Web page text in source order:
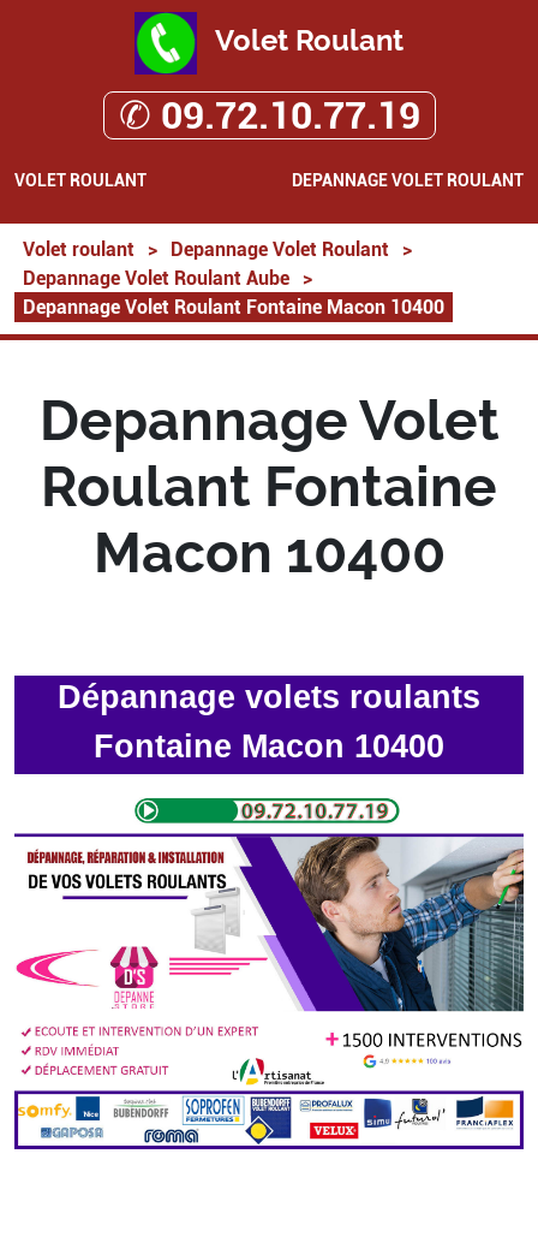
Volet Roulant
✆ 09.72.10.77.19
VOLET ROULANT DEPANNAGE VOLET ROULANT
Volet roulant > Depannage Volet Roulant
>
Depannage Volet Roulant Aube
>
Depannage Volet Roulant Fontaine Macon 10400
Depannage Volet
Roulant Fontaine
Macon 10400
Dépannage volets roulants
Fontaine Macon 10400